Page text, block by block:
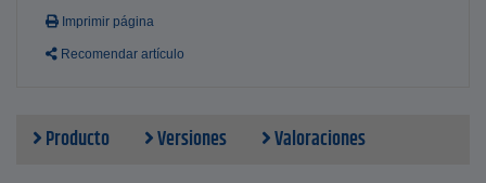
Imprimir página
Recomendar artículo
Producto Versiones Valoraciones